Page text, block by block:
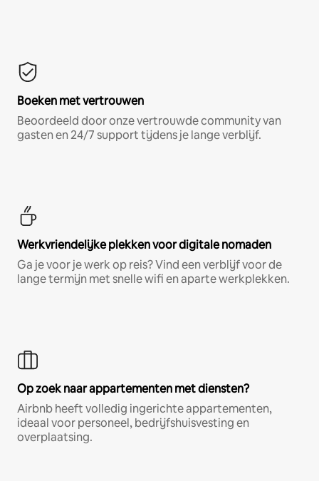
Boeken met vertrouwen
Beoordeeld door onze vertrouwde community van
gasten en 24/7 support tijdens je lange verblijf.
Werkvriendelijke plekken voor digitale nomaden
Ga je voor je werk op reis? Vind een verblijf voor de
lange termijn met snelle wifi en aparte werkplekken.
Op zoek naar appartementen met diensten?
Airbnb heeft volledig ingerichte appartementen,
ideaal voor personeel, bedrijfshuisvesting en
overplaatsing.